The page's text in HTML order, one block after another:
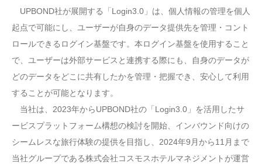
UPBOND社が展開する「Login3.0」は、個人情報の管理を個人
起点で可能にし、ユーザーが自身のデータ提供先を管理・コント
ロールできるログイン基盤です。本ログイン基盤を使用すること
で、ユーザーは外部サービスと連携する際にも、自身のデータが
どのデータをどこに共有したかを管理・把握でき、安心して利用
することが可能となります。
当社は、2023年からUPBOND社の「Login3.0」を活用したサ
ービスプラットフォーム構想の検討を開始、インバウンド向けの
シームレスな旅行体験の提供を目指し、2024年9月から11月まで
当社グループである株式会社コスモスホテルマネジメントが運営